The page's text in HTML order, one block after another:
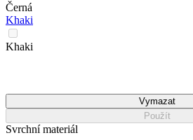
Černá
Khaki
Khaki
Vymazat
Použít
Svrchní materiál